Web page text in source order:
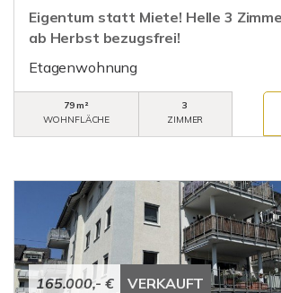
Eigentum statt Miete! Helle 3
ab Herbst bezugsfrei!
Etagenwohnung
79 m²
WOHNFLÄCHE
3
ZIMMER
165.000,- € VERKAUFT